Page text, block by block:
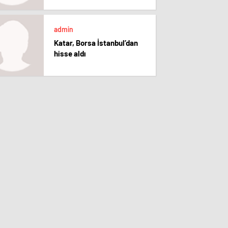
admin
Katar, Borsa İstanbul’dan
hisse aldı